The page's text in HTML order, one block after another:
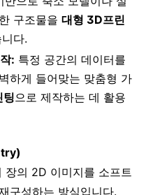
구조물을 대형 3D프린
다.
: 특정 공간의 데이터를
하게 들어맞는 맞춤형 가
팅으로 제작하는 데 활용
장의 2D 이미지를 소프트
구성하는 방식입니다.